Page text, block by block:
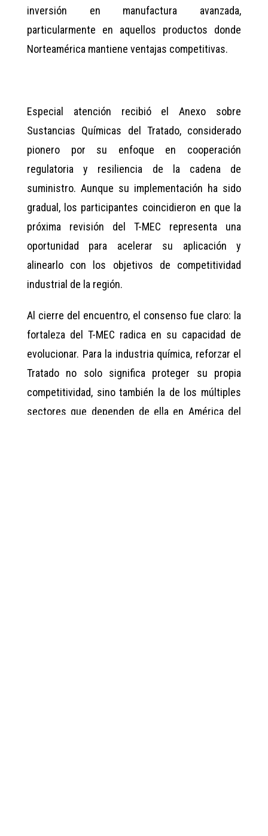
inversión en manufactura avanzada,
particularmente en aquellos productos donde
Norteamérica mantiene ventajas competitivas.
Especial atención recibió el Anexo sobre
Sustancias Químicas del Tratado, considerado
pionero por su enfoque en cooperación
regulatoria y resiliencia de la cadena de
suministro. Aunque su implementación ha sido
gradual, los participantes coincidieron en que la
próxima revisión del T-MEC representa una
oportunidad para acelerar su aplicación y
alinearlo con los objetivos de competitividad
industrial de la región.
Al cierre del encuentro, el consenso fue claro: la
fortaleza del T-MEC radica en su capacidad de
evolucionar. Para la industria química, reforzar el
Tratado no solo significa proteger su propia
competitividad, sino también la de los múltiples
sectores que dependen de ella en América del